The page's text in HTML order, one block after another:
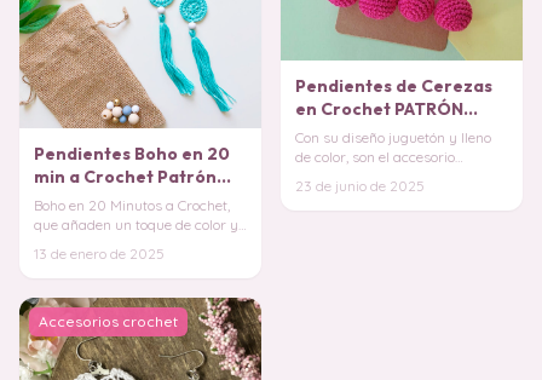
Pendientes Boho en 20
min a Crochet Patrón
Gratis
Boho en 20 Minutos a Crochet,
que añaden un toque de color y
tu estil
13 de enero de 2025
Pendientes de Cerezas
en Crochet PATRÓN
GRATIS
Con su diseño juguetón y lleno
de color, son el accesorio
dulce y origi
23 de junio de 2025
Accesorios crochet